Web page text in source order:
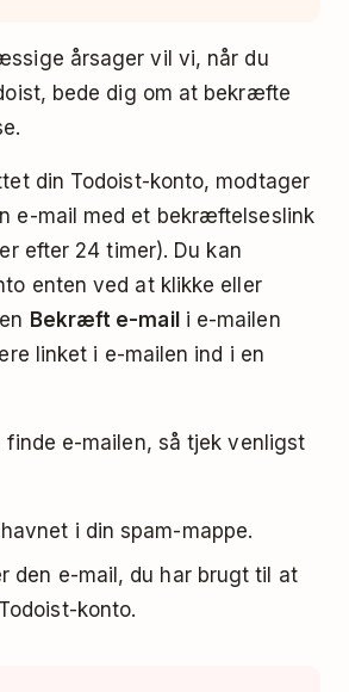
årsager vil vi, når du
bede dig om at bekræfte
din Todoist-konto, modtager
e-mail med et bekræftelseslink
efter 24 timer). Du kan
enten ved at klikke eller
Bekræft e-maili e-mailen
linket i e-mailen ind i en
finde e-mailen, så tjek venligst
i din spam-mappe.
den e-mail, du har brugt til at
konto.